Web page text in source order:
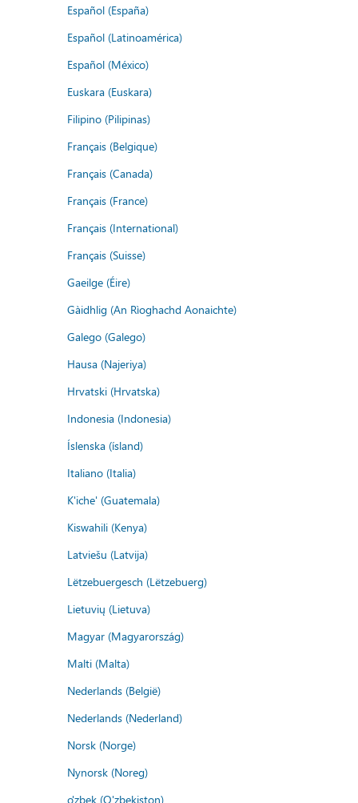
Español (España)
Español (Latinoamérica)
Español (México)
Euskara (Euskara)
Filipino (Pilipinas)
Français (Belgique)
Français (Canada)
Français (France)
Français (International)
Français (Suisse)
Gaeilge (Éire)
Gàidhlig (An Rìoghachd Aonaichte)
Galego (Galego)
Hausa (Najeriya)
Hrvatski (Hrvatska)
Indonesia (Indonesia)
Íslenska (ísland)
Italiano (Italia)
K'iche' (Guatemala)
Kiswahili (Kenya)
Latviešu (Latvija)
Lëtzebuergesch (Lëtzebuerg)
Lietuvių (Lietuva)
Magyar (Magyarország)
Malti (Malta)
Nederlands (België)
Nederlands (Nederland)
Norsk (Norge)
Nynorsk (Noreg)
o'zbek (O'zbekiston)